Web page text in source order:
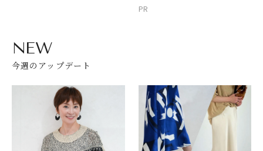
PR
NEW
今週のアップデート